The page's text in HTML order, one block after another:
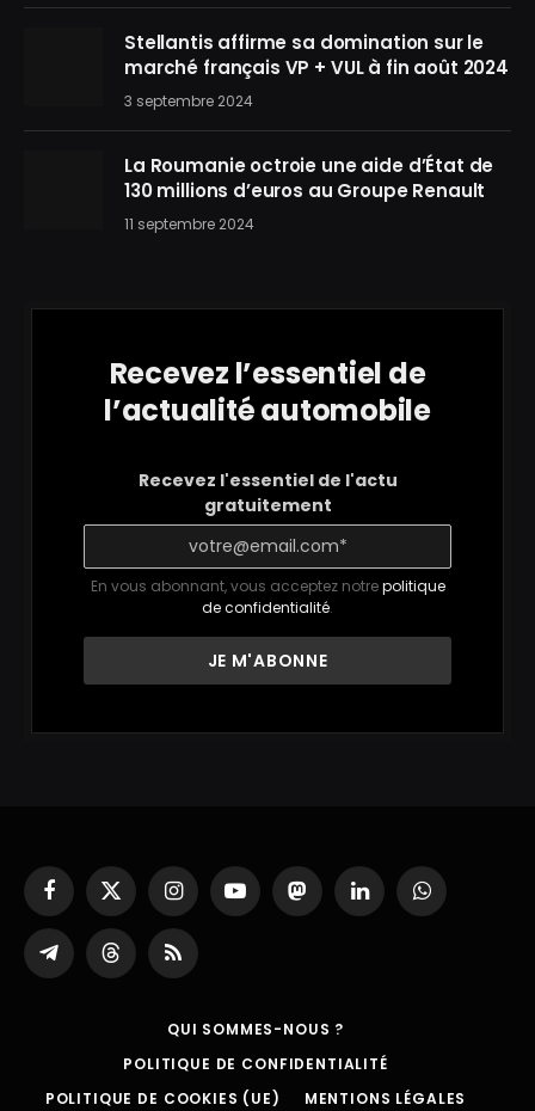
Stellantis affirme sa domination sur le
marché français VP + VUL à fin août 2024
3 septembre 2024
La Roumanie octroie une aide d’État de
130 millions d’euros au Groupe Renault
11 septembre 2024
Recevez l’essentiel de
l’actualité automobile
Recevez l'essentiel de l'actu
gratuitement
En vous abonnant, vous acceptez notrepolitique
de confidentialité.
Facebook
X
(Twitter)
InstagramYouTubeMastodonLinkedInWhatsApp
Partager
sur
ThreadsRSS
QUI SOMMES-NOUS ?
POLITIQUE DE CONFIDENTIALITÉ
POLITIQUE DE COOKIES (UE)
MENTIONS LÉGALES